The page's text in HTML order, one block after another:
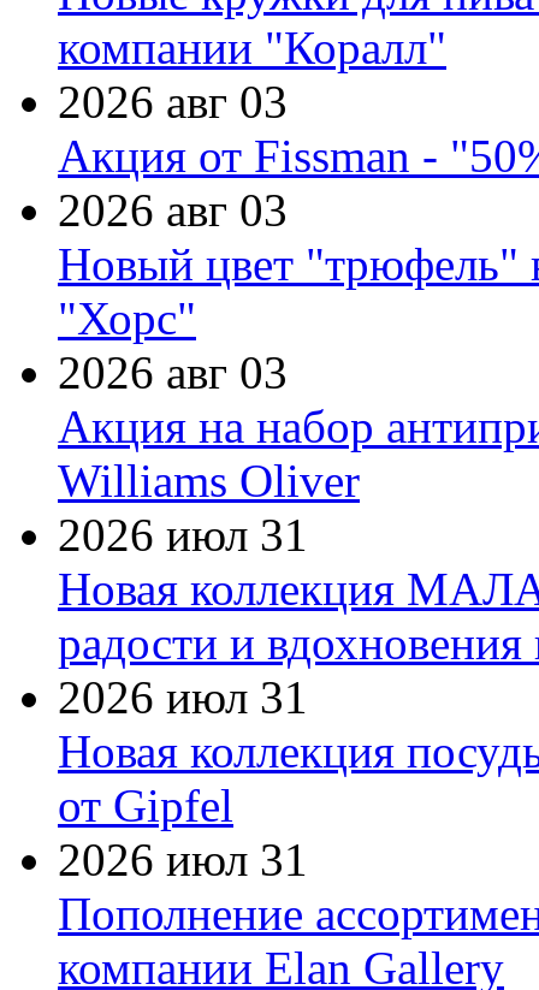
компании "Коралл"
2026 авг 03
Акция от Fissman -
2026 авг 03
Новый цвет "трюфель"
"Хорс"
2026 авг 03
Акция на набор
Williams Oliver
2026 июл 31
Новая коллекция
радости и
2026 июл 31
Новая коллекция
от Gipfel
2026 июл 31
Пополнение
компании Elan Gallery